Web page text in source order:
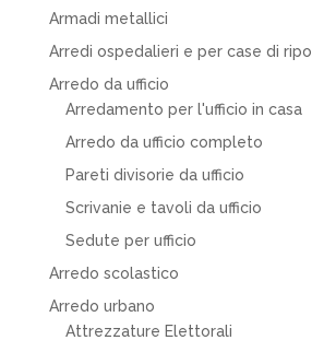
Armadi metallici
Arredi ospedalieri e per case di
Arredo da ufficio
Arredamento per l'ufficio in casa
Arredo da ufficio completo
Pareti divisorie da ufficio
Scrivanie e tavoli da ufficio
Sedute per ufficio
Arredo scolastico
Arredo urbano
Attrezzature Elettorali